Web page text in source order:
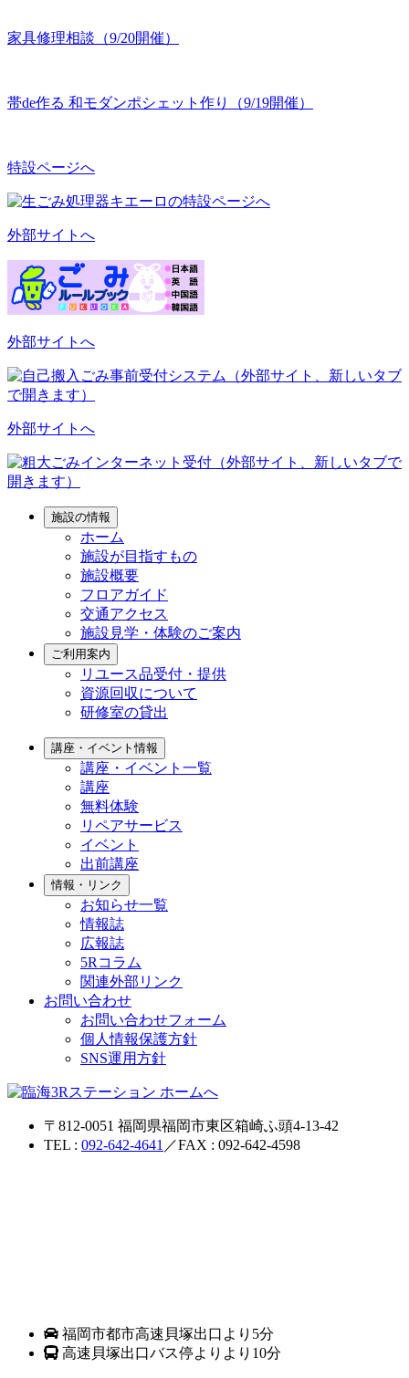
家具修理相談（9/20開催）
帯de作る 和モダンポシェット作り（9/19開催）
特設ページへ
外部サイトへ
外部サイトへ
外部サイトへ
施設の情報
ホーム
施設が目指すもの
施設概要
フロアガイド
交通アクセス
施設見学・体験のご案内
ご利用案内
リユース品受付・提供
資源回収について
研修室の貸出
講座・イベント情報
講座・イベント一覧
講座
無料体験
リペアサービス
イベント
出前講座
情報・リンク
お知らせ一覧
情報誌
広報誌
5Rコラム
関連外部リンク
お問い合わせ
お問い合わせフォーム
個人情報保護方針
SNS運用方針
〒812-0051 福岡県福岡市東区箱崎ふ頭4-13-42
TEL : 092-642-4641 ／FAX : 092-642-4598
福岡市都市高速貝塚出口より5分
高速貝塚出口バス停よりより10分